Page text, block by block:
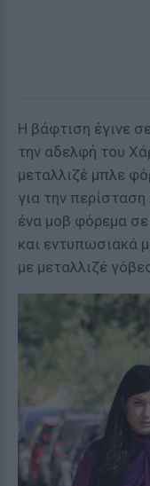
H βάφτιση έγινε
την αδελφή του
μεταλλιζέ μπλε
για την
ένα μοβ φόρεμα
και εντυπωσιακά
με μεταλλιζέ